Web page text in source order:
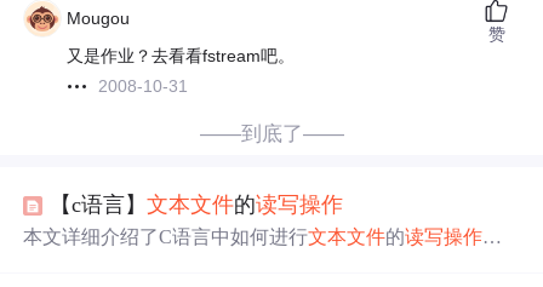
Mougou
又是作业？去看看fstream吧。
2008-10-31
赞
——到底了——
【c语言】文本文件的读写操作
本文详细介绍了C语言中如何进行文本文件的读写操作，